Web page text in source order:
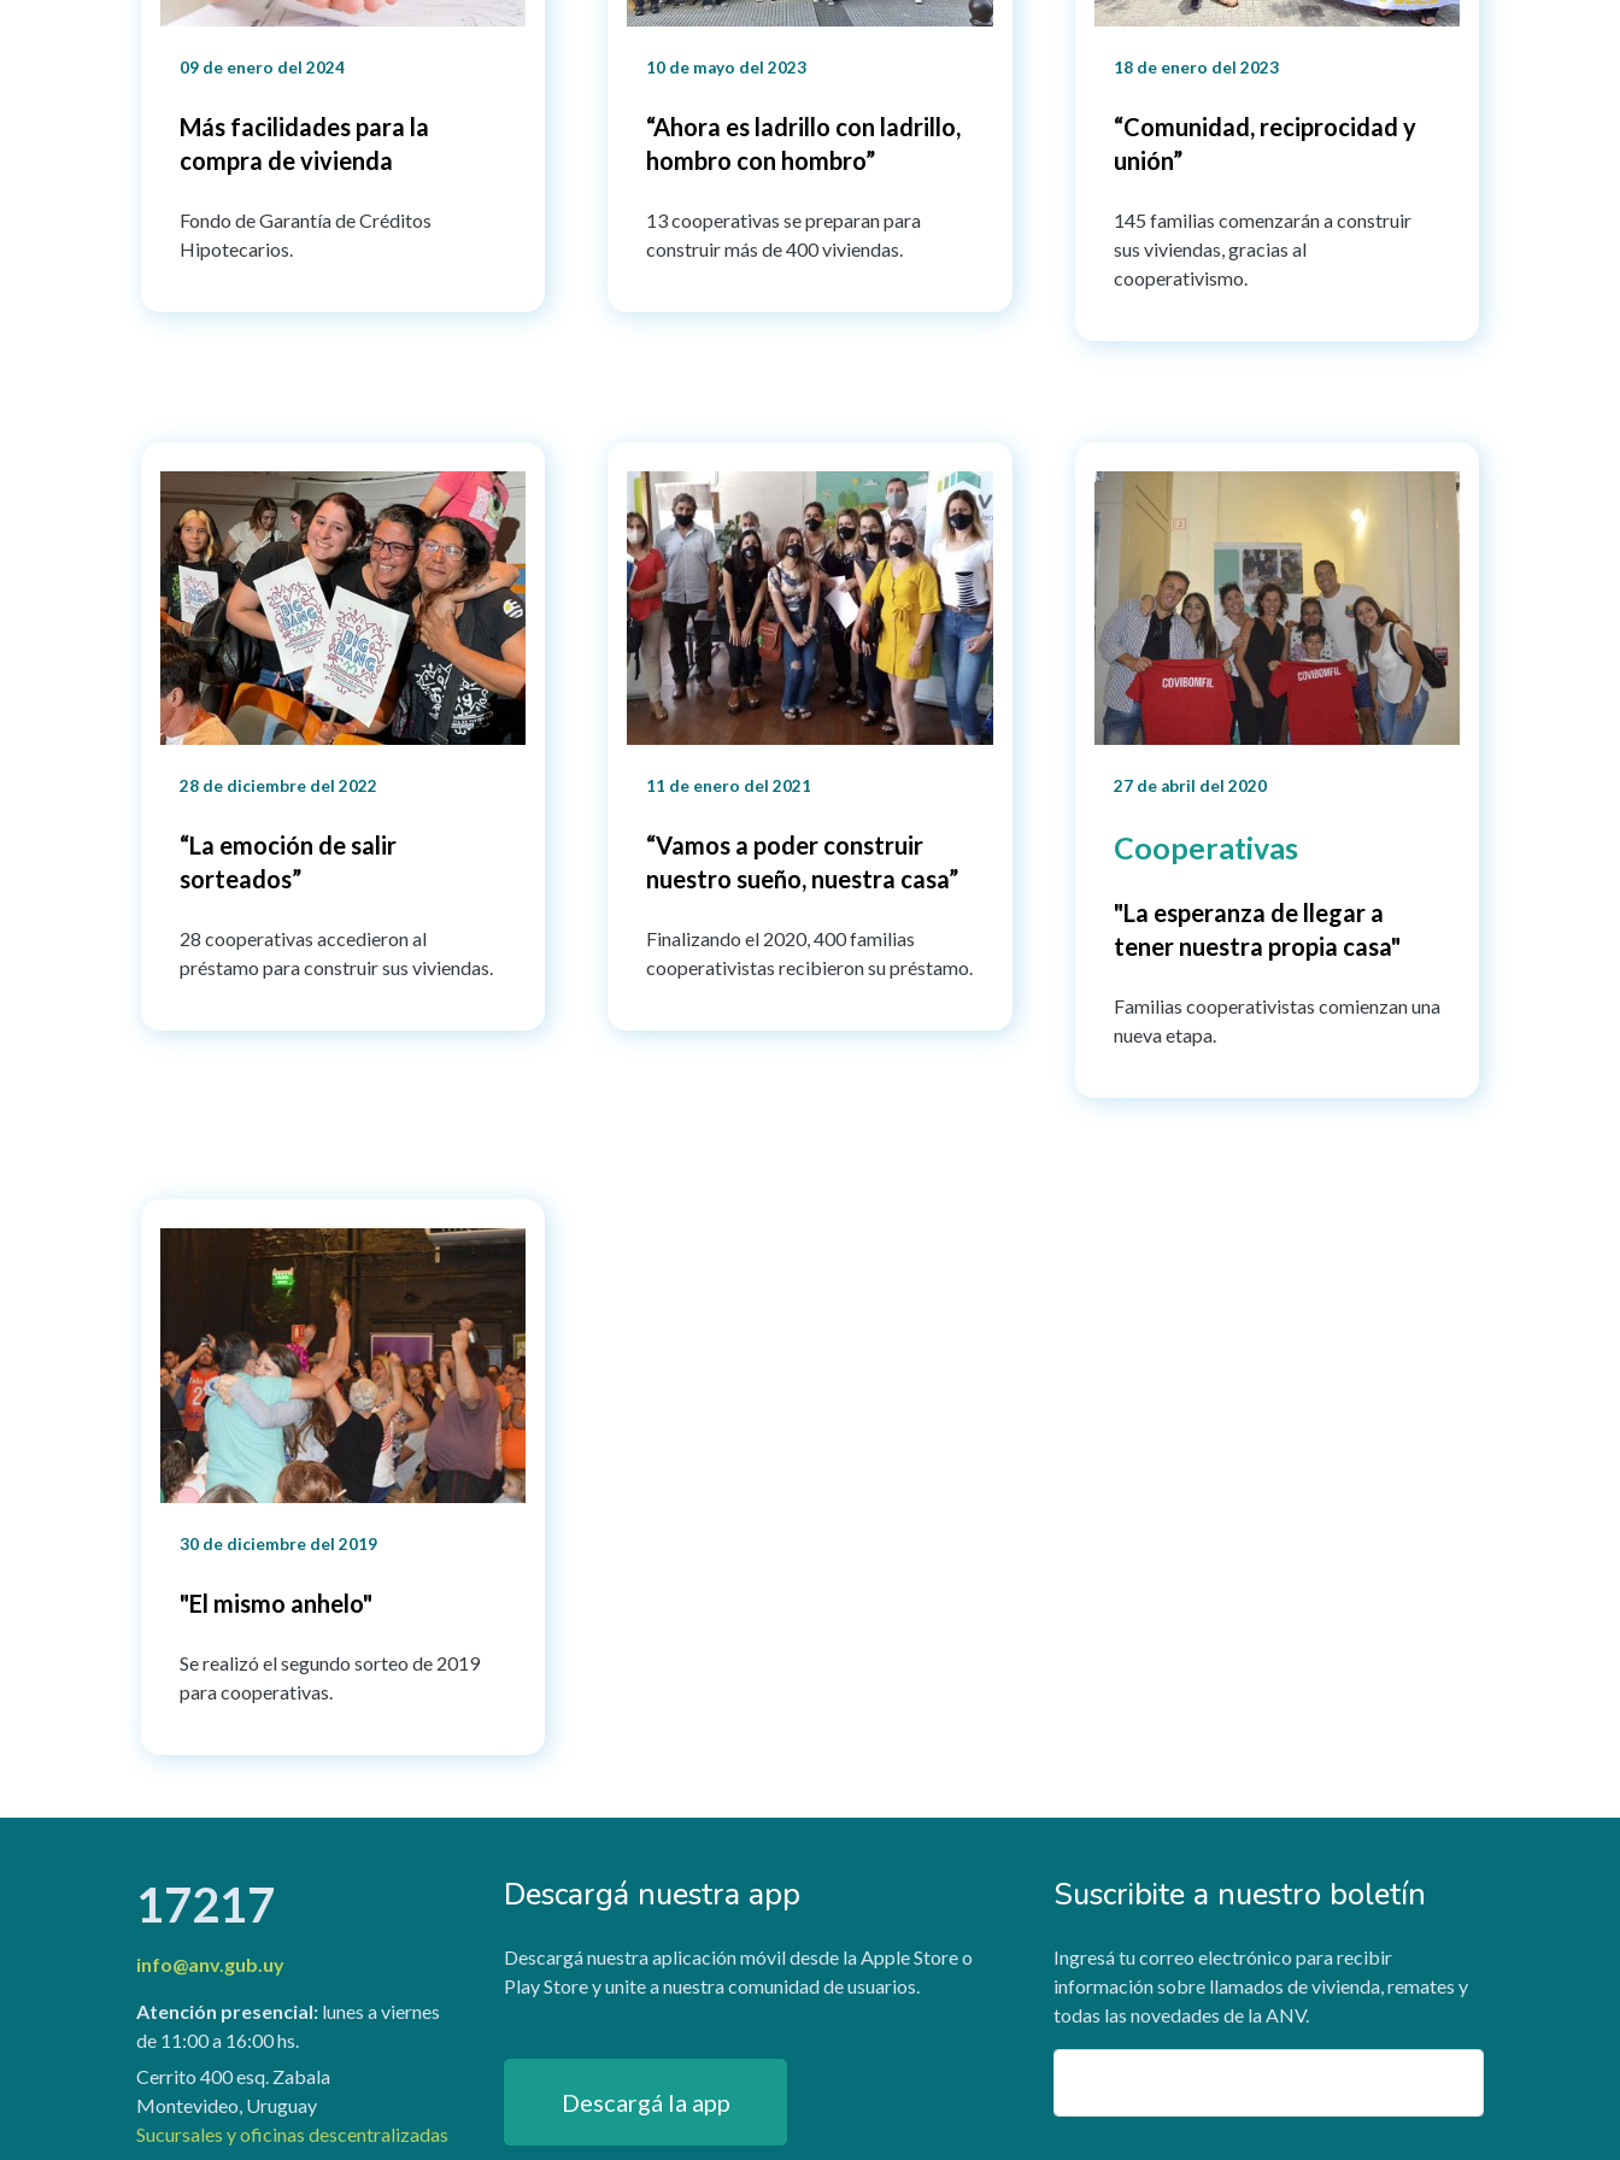
09 de enero del 2024
Más facilidades para la
compra de vivienda
Fondo de Garantía de Créditos
Hipotecarios.
10 de mayo del 2023
“Ahora es ladrillo con ladrillo,
hombro con hombro”
13 cooperativas se preparan para
construir más de 400 viviendas.
18 de enero del 2023
“Comunidad, reciprocidad y
unión”
145 familias comenzarán a construir
sus viviendas, gracias al
cooperativismo.
28 de diciembre del 2022
“La emoción de salir
sorteados”
28 cooperativas accedieron al
préstamo para construir sus viviendas.
11 de enero del 2021
“Vamos a poder construir
nuestro sueño, nuestra casa”
Finalizando el 2020, 400 familias
cooperativistas recibieron su préstamo.
27 de abril del 2020
Cooperativas
"La esperanza de llegar a
tener nuestra propia casa"
Familias cooperativistas comienzan una
nueva etapa.
30 de diciembre del 2019
"El mismo anhelo"
Se realizó el segundo sorteo de 2019
para cooperativas.
17217
info@anv.gub.uy
Atención presencial:lunes a viernes
de 11:00 a 16:00 hs.
Cerrito 400 esq. Zabala
Montevideo, Uruguay
Sucursales y oficinas descentralizadas
Descargá nuestra app
Descargá nuestra aplicación móvil desde la Apple Store o
Play Store y unite a nuestra comunidad de usuarios.
Descargá la app
Suscribite a nuestro boletín
Ingresá tu correo electrónico para recibir
información sobre llamados de vivienda, remates y
todas las novedades de la ANV.
Email